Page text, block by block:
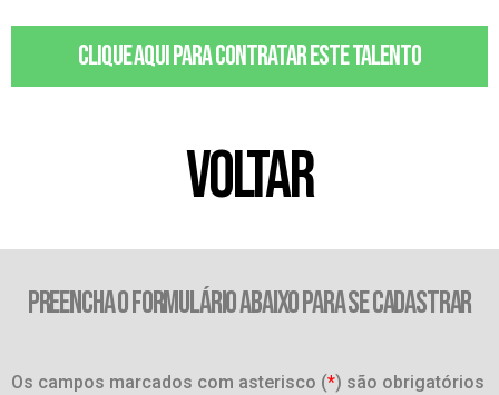
Clique aqui para contratar este talento
VOLTAR
PREENCHA O FORMULÁRIO ABAIXO PARA SE CADASTRAR
Os campos marcados com asterisco (*) são obrigatórios